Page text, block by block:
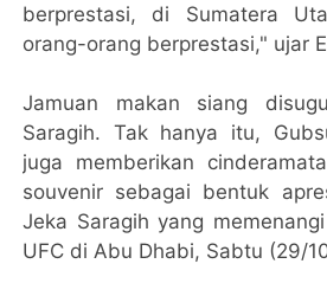
berprestasi, di Sumatera
orang-orang berprestasi," ujar
Jamuan makan siang
Saragih. Tak hanya itu,
juga memberikan
souvenir sebagai bentuk
Jeka Saragih yang
UFC di Abu Dhabi, Sabtu (29/